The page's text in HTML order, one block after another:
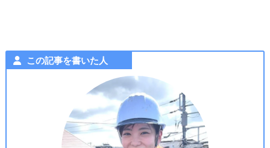
この記事を書いた人